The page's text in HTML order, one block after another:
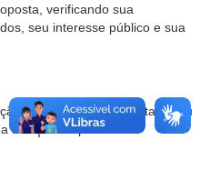
verificando sua
seu interesse público e sua
pública decide se instaura ou
seleção de parceiros.